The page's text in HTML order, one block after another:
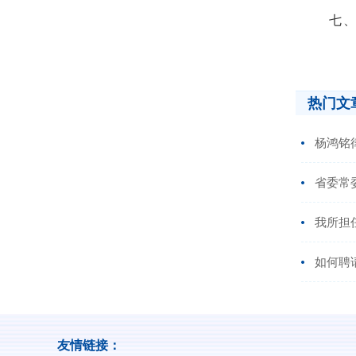
七、死
热门文
杨鸿铭
省委常
我所担
如何聘
友情链接：